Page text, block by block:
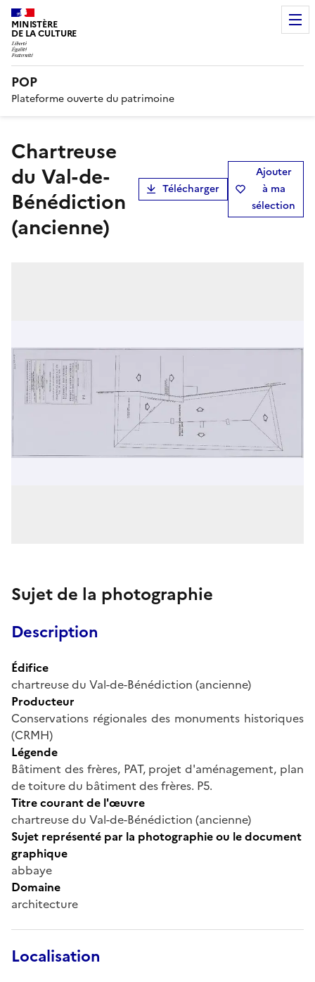
MINISTÈRE
DE LA CULTURE
POP
Plateforme ouverte du patrimoine
chartreuse
du Val-de-
Bénédiction
(ancienne)
Télécharger
Ajouter
à ma
sélection
Sujet de la photographie
Description
Édifice
chartreuse du Val-de-Bénédiction (ancienne)
Producteur
Conservations régionales des monuments historiques
(CRMH)
Légende
Bâtiment des frères, PAT, projet d'aménagement, plan
de toiture du bâtiment des frères. P5.
Titre courant de l'œuvre
chartreuse du Val-de-Bénédiction (ancienne)
Sujet représenté par la photographie ou le document
graphique
abbaye
Domaine
architecture
Localisation